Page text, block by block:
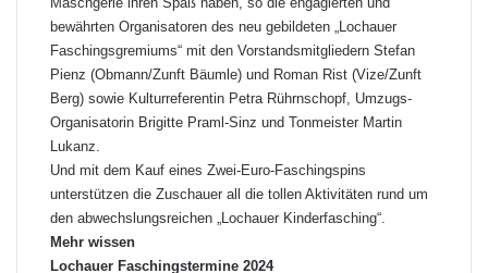
bewährten Organisatoren des neu gebildeten „Lochauer
Faschingsgremiums“ mit den Vorstandsmitgliedern Stefan
Pienz (Obmann/Zunft Bäumle) und Roman Rist (Vize/Zunft
Berg) sowie Kulturreferentin Petra Rührnschopf, Umzugs-
Organisatorin Brigitte Praml-Sinz und Tonmeister Martin
Lukanz.
Und mit dem Kauf eines Zwei-Euro-Faschingspins
unterstützen die Zuschauer all die tollen Aktivitäten rund um
den abwechslungsreichen „Lochauer Kinderfasching“.
Mehr wissen
Lochauer Faschingstermine 2024